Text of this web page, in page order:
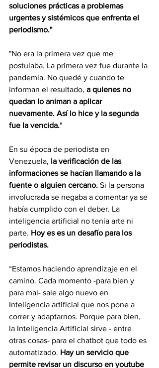
soluciones prácticas a problemas
urgentes y sistémicos que enfrenta el
periodismo."
"No era la primera vez que me
postulaba. La primera vez fue durante la
pandemia. No quedé y cuando te
informan el resultado, a quienes no
quedan lo animan a aplicar
nuevamente. Así lo hice y la segunda
fue la vencida."
En su época de periodista en
Venezuela, la verificación de las
informaciones se hacían llamando a la
fuente o alguien cercano. Si la persona
involucrada se negaba a comentar ya se
había cumplido con el deber. La
inteligencia artificial no tenía arte ni
parte. Hoy es es un desafío para los
periodistas.
“Estamos haciendo aprendizaje en el
camino. Cada momento -para bien y
para mal- sale algo nuevo en
Inteligencia artificial que nos pone a
correr y adaptarnos. Porque para bien,
la Inteligencia Artificial sirve - entre
otras cosas- para el chatbot que todo es
automatizado. Hay un servicio que
permite revisar un discurso en youtube